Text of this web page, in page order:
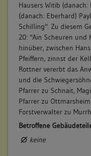
Hausers Witib
(danach: Eberhard)
Schilling". Zu diesem
20: "Ain Scheuren und
hinüber, zwischen
Pfeiffern, zinnst der
Rottner vererbt das
und die
Pfarrer zu Schnait,
Pfarrer zu
Forstverwalter zu
Betroffene
keine